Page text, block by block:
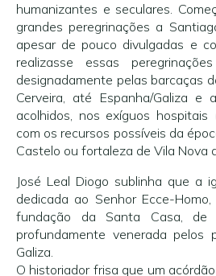
humanizantes e seculares.
grandes peregrinações a
apesar de pouco divulgadas e
realizasse essas
designadamente pelas barcaças
Cerveira, até Espanha/Galiza e
acolhidos, nos exíguos hospitais
com os recursos possíveis da
Castelo ou fortaleza de Vila Nova
José Leal Diogo sublinha que a
dedicada ao Senhor Ecce-
fundação da Santa Casa, de
profundamente venerada pelos
Galiza.
O historiador frisa que um